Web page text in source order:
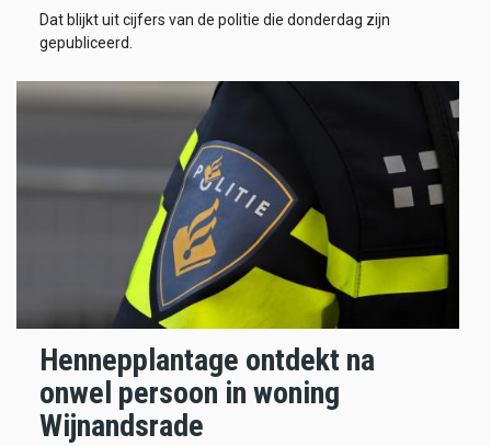
Dat blijkt uit cijfers van de politie die donderdag zijn
gepubliceerd.
Hennepplantage ontdekt na
onwel persoon in woning
Wijnandsrade